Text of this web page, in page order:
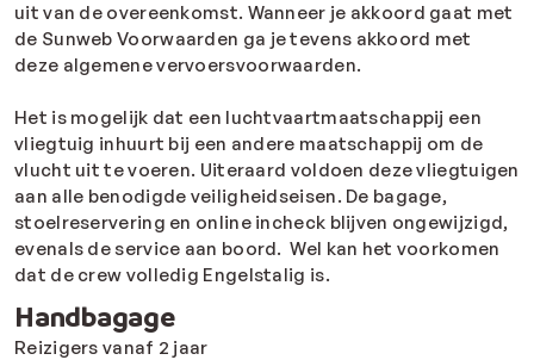
uit van de overeenkomst. Wanneer je akkoord gaat met
de Sunweb Voorwaarden ga je tevens akkoord met
deze algemene vervoersvoorwaarden.
Het is mogelijk dat een luchtvaartmaatschappij een
vliegtuig inhuurt bij een andere maatschappij om de
vlucht uit te voeren. Uiteraard voldoen deze vliegtuigen
aan alle benodigde veiligheidseisen. De bagage,
stoelreservering en online incheck blijven ongewijzigd,
evenals de service aan boord. Wel kan het voorkomen
dat de crew volledig Engelstalig is.
Handbagage
Reizigers vanaf 2 jaar